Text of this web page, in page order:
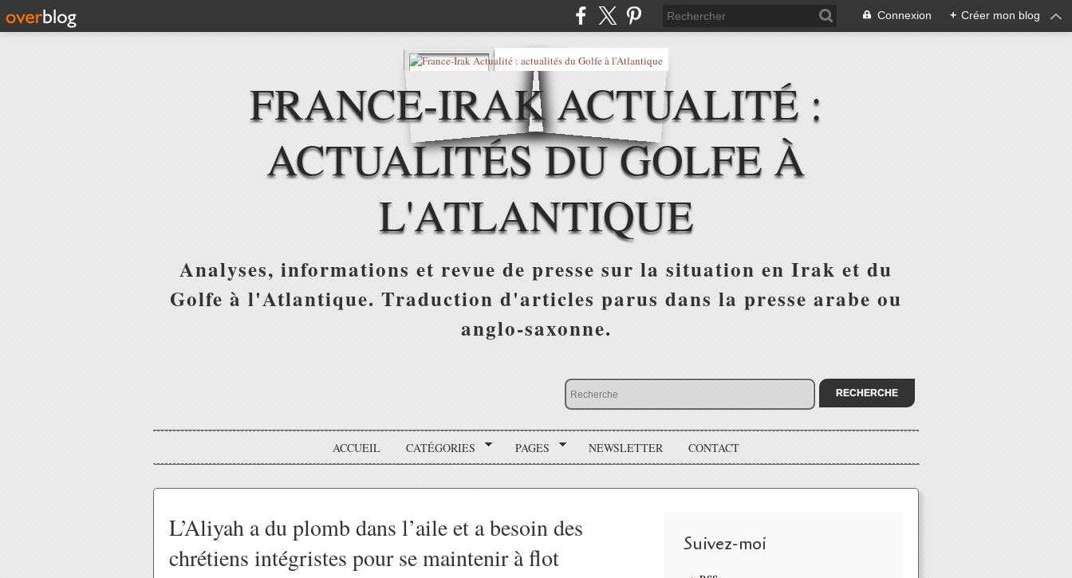
Connexion + Créer mon blog
FRANCE-IRAK ACTUALITÉ :
ACTUALITÉS DU GOLFE À
L'ATLANTIQUE
Analyses, informations et revue de presse sur la situation en Irak et du
Golfe à l'Atlantique. Traduction d'articles parus dans la presse arabe ou
anglo-saxonne.
ACCUEIL CATÉGORIES PAGES NEWSLETTER CONTACT
L’Aliyah a du plomb dans l’aile et a besoin des
chrétiens intégristes pour se maintenir à flot
Suivez-moi